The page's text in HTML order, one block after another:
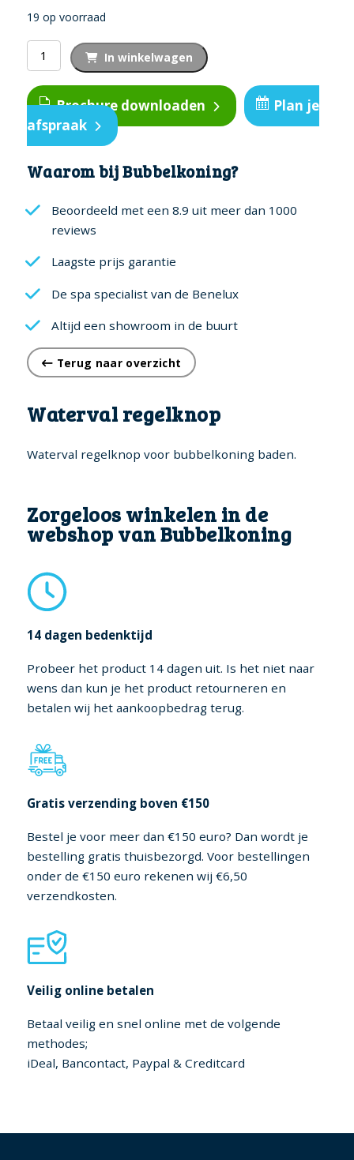
19 op voorraad
Waterval
regelknop
aantal
In winkelwagen
Brochure downloaden
Plan je
afspraak
Waarom bij Bubbelkoning?
Beoordeeld met een 8.9 uit meer dan 1000
reviews
Laagste prijs garantie
De spa specialist van de Benelux
Altijd een showroom in de buurt
Terug naar overzicht
Waterval regelknop
Waterval regelknop voor bubbelkoning baden.
Zorgeloos winkelen in de
webshop van Bubbelkoning
14 dagen bedenktijd
Probeer het product 14 dagen uit. Is het niet naar
wens dan kun je het product retourneren en
betalen wij het aankoopbedrag terug.
Gratis verzending boven €150
Bestel je voor meer dan €150 euro? Dan wordt je
bestelling gratis thuisbezorgd. Voor bestellingen
onder de €150 euro rekenen wij €6,50
verzendkosten.
Veilig online betalen
Betaal veilig en snel online met de volgende
methodes;
iDeal, Bancontact, Paypal & Creditcard